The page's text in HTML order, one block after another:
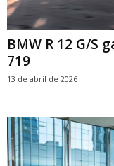
BMW R 12 G/S
719
13 de abril de 2026